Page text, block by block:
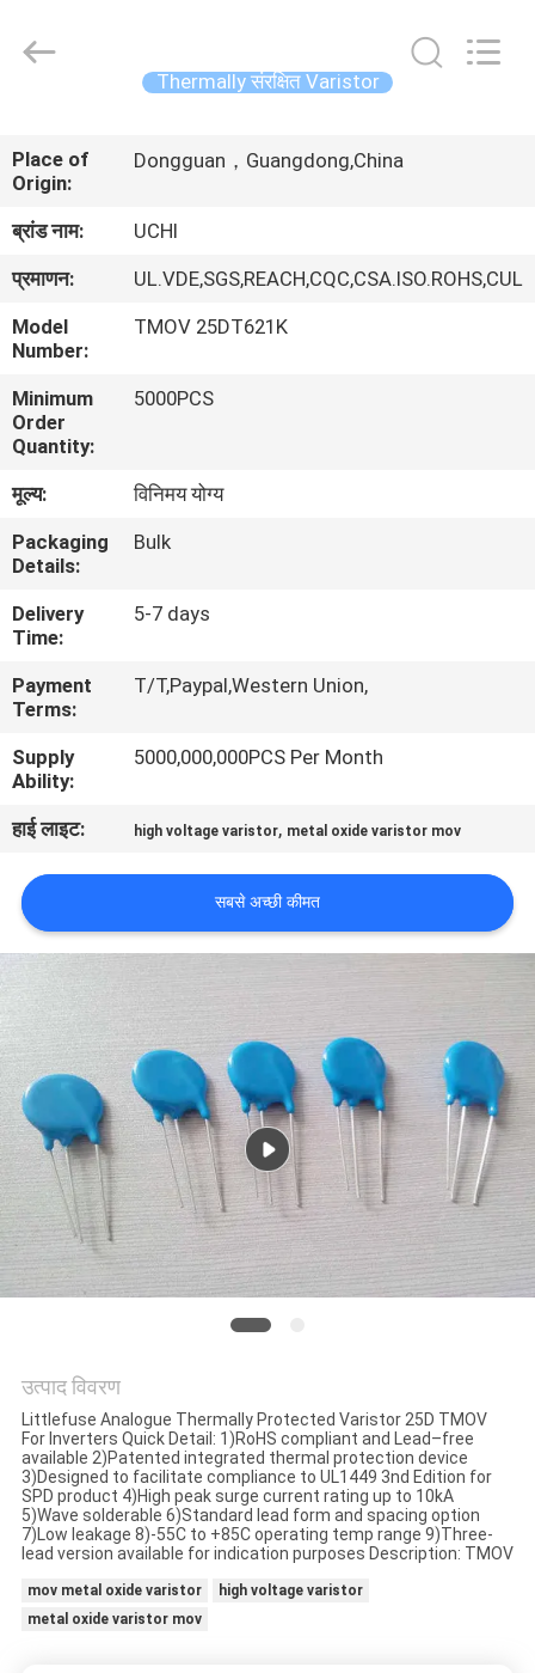
उत्पादों
वीआर
शो
हमारे
बारे
में
कारखाना
भ्रमण
गुणवत्ता
नियंत्रण
संपर्क
करें
समाचार
एक
उद्धरण
का
अनुरोध
करें
साइटमैप
Electronics
Co.,Ltd.
Thermally संरक्षित Varistor
Place of
Origin:
Dongguan，Guangdong,China
ब्रांड नाम:
UCHI
प्रमाणन:
UL.VDE,SGS,REACH,CQC,CSA.ISO.ROHS,CUL
Model
Number:
TMOV 25DT621K
Minimum
Order
Quantity:
5000PCS
मूल्य:
विनिमय योग्य
Packaging
Details:
Bulk
Delivery
Time:
5-7 days
Payment
Terms:
T/T,Paypal,Western Union,
Supply
Ability:
5000,000,000PCS Per Month
हाई लाइट: high voltage varistor, metal oxide varistor mov
सबसे अच्छी कीमत
उत्पाद विवरण
Littlefuse Analogue Thermally Protected Varistor 25D TMOV
For Inverters Quick Detail: 1)RoHS compliant and Lead–free
available 2)Patented integrated thermal protection device
3)Designed to facilitate compliance to UL1449 3nd Edition for
SPD product 4)High peak surge current rating up to 10kA
5)Wave solderable 6)Standard lead form and spacing option
7)Low leakage 8)-55C to +85C operating temp range 9)Three-
lead version available for indication purposes Description: TMOV
mov metal oxide varistor
high voltage varistor
metal oxide varistor mov